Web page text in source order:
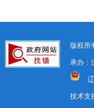
版权所
承办：
技术支